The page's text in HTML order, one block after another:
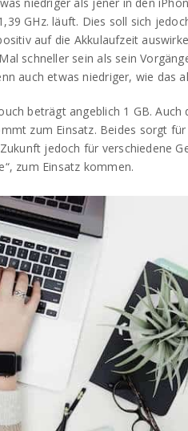
GHz. läuft. Dies soll sich
auf die Akkulaufzeit
schneller sein als sein
auch etwas niedriger, wie das
beträgt angeblich 1 GB. Auch
zum Einsatz. Beides sorgt
jedoch für verschiedene
zum Einsatz kommen.